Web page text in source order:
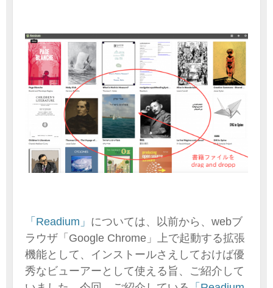
「Readium」 については、以前から、webブ
ラウザ「Google Chrome」上で起動する拡張
機能として、インストールさえしておけば優
秀なビューアーとして使える旨、ご紹介して